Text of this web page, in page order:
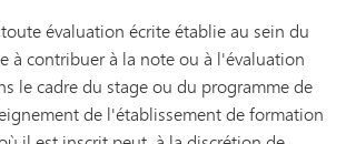
évaluation écrite établie au sein du
à contribuer à la note ou à l'évaluation
le cadre du stage ou du programme de
de l'établissement de formation